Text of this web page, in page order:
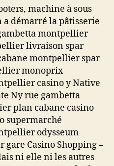
machine à sous
démarré la pâtisserie
montpellier
livraison spar
montpellier spar
monoprix
casino y Native
Ny rue gambetta
plan cabane casino
supermarché
odysseum
Casino Shopping –
ni elle ni les autres